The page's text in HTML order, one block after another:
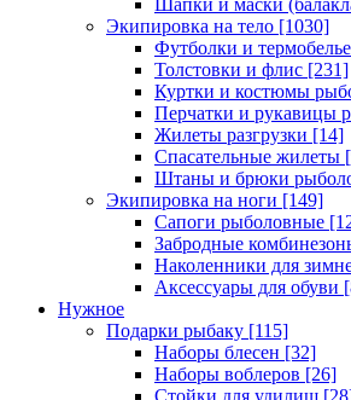
Шапки и маски
Экипировка на тело [1030]
Футболки и термобелье
Толстовки и флис [231]
Куртки и костюмы
Перчатки и рукавицы
Жилеты разгрузки [14]
Спасательные жилеты
Штаны и брюки
Экипировка на ноги [149]
Сапоги рыболовные
Забродные
Наколенники для
Аксессуары для обуви
Нужное
Подарки рыбаку [115]
Наборы блесен [32]
Наборы воблеров [26]